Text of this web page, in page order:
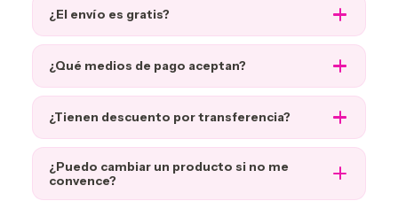
¿El envío es gratis?
¿Qué medios de pago aceptan?
¿Tienen descuento por transferencia?
¿Puedo cambiar un producto si no me
convence?